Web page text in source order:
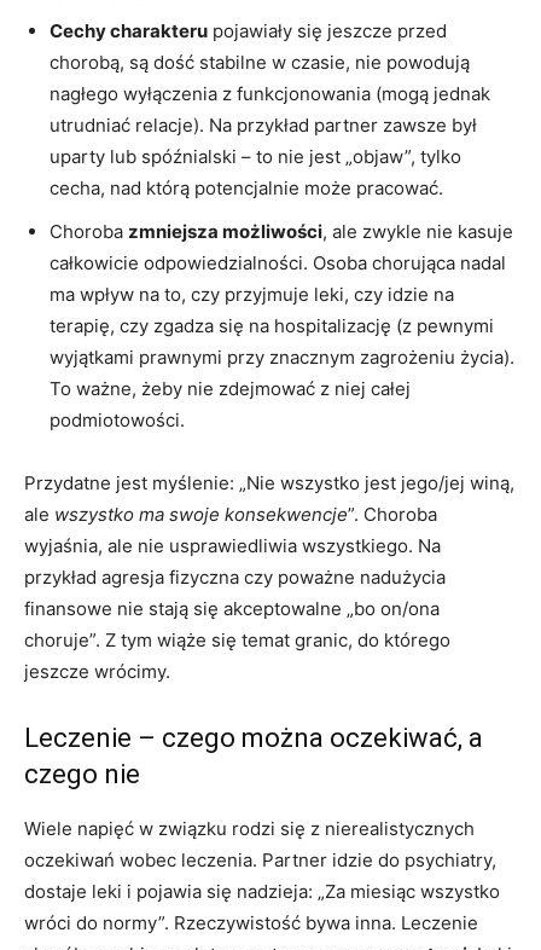
Cechy charakteru pojawiały się jeszcze przed
chorobą, są dość stabilne w czasie, nie powodują
nagłego wyłączenia z funkcjonowania (mogą jednak
utrudniać relacje). Na przykład partner zawsze był
uparty lub spóźnialski – to nie jest „objaw”, tylko
cecha, nad którą potencjalnie może pracować.
Choroba zmniejsza możliwości, ale zwykle nie kasuje
całkowicie odpowiedzialności. Osoba chorująca nadal
ma wpływ na to, czy przyjmuje leki, czy idzie na
terapię, czy zgadza się na hospitalizację (z pewnymi
wyjątkami prawnymi przy znacznym zagrożeniu życia).
To ważne, żeby nie zdejmować z niej całej
podmiotowości.
Przydatne jest myślenie: „Nie wszystko jest jego/jej winą,
ale wszystko ma swoje konsekwencje”. Choroba
wyjaśnia, ale nie usprawiedliwia wszystkiego. Na
przykład agresja fizyczna czy poważne nadużycia
finansowe nie stają się akceptowalne „bo on/ona
choruje”. Z tym wiąże się temat granic, do którego
jeszcze wrócimy.
Leczenie – czego można oczekiwać, a
czego nie
Wiele napięć w związku rodzi się z nierealistycznych
oczekiwań wobec leczenia. Partner idzie do psychiatry,
dostaje leki i pojawia się nadzieja: „Za miesiąc wszystko
wróci do normy”. Rzeczywistość bywa inna. Leczenie